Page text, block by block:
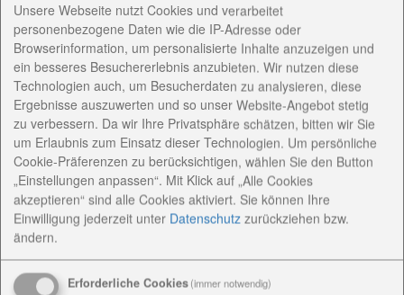
Unsere Webseite nutzt Cookies und verarbeitet
personenbezogene Daten wie die IP-Adresse oder
Browserinformation, um personalisierte Inhalte anzuzeigen und
ein besseres Besuchererlebnis anzubieten. Wir nutzen diese
Technologien auch, um Besucherdaten zu analysieren, diese
Ergebnisse auszuwerten und so unser Website-Angebot stetig
zu verbessern. Da wir Ihre Privatsphäre schätzen, bitten wir Sie
um Erlaubnis zum Einsatz dieser Technologien. Um persönliche
Cookie-Präferenzen zu berücksichtigen, wählen Sie den Button
„Einstellungen anpassen“. Mit Klick auf „Alle Cookies
akzeptieren“ sind alle Cookies aktiviert. Sie können Ihre
Einwilligung jederzeit unter Datenschutz zurückziehen bzw.
ändern.
Erforderliche Cookies(immer notwendig)